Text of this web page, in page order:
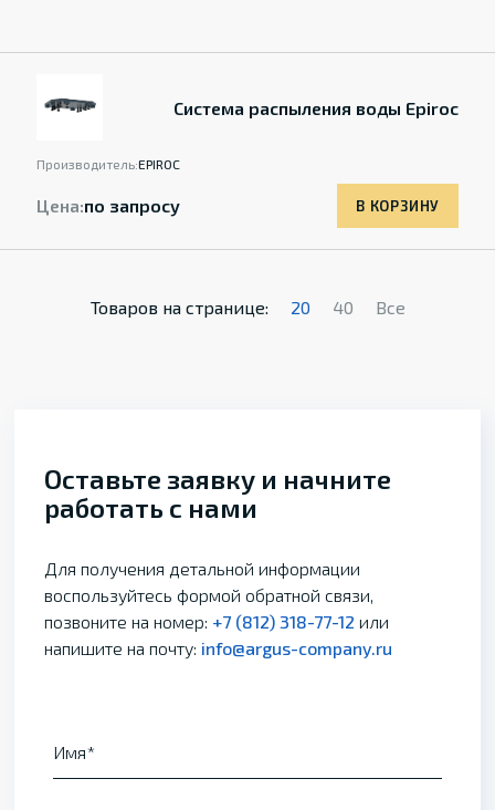
Система распыления воды Epiroc
Производитель:EPIROC
Цена:по запросу В КОРЗИНУ
Товаров на странице: 20 40 Все
Оставьте заявку и начните
работать с нами
Для получения детальной информации
воспользуйтесь формой обратной связи,
позвоните на номер: +7 (812) 318-77-12 или
напишите на почту: info@argus-company.ru
Имя